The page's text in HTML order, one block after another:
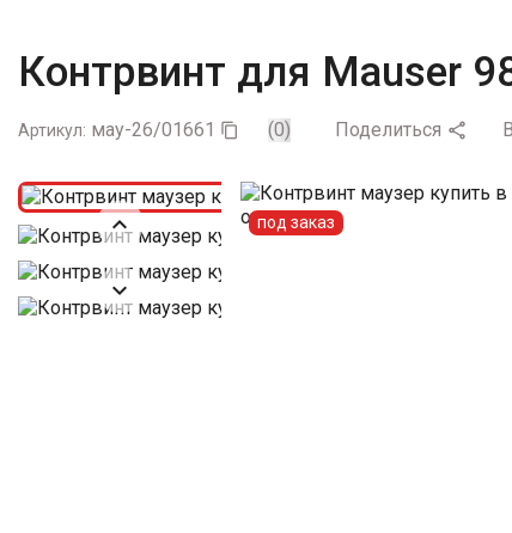
Контрвинт для Mauser
Артикул: мау-26/01661  (0) Поделиться 


под заказ